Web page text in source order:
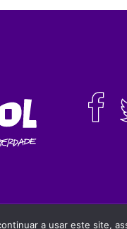
a usar este site,